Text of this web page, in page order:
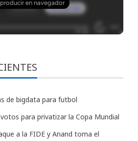
de bigdata para futbol
para privatizar la Copa Mundial
a la FIDE y Anand toma el